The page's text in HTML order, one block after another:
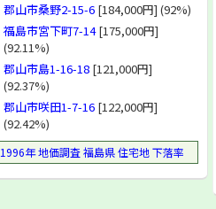
郡山市桑野2-15-6 [184,000円] (92%)
福島市宮下町7-14[175,000円]
(92.11%)
郡山市島1-16-18 [121,000円]
(92.37%)
郡山市咲田1-7-16 [122,000円]
(92.42%)
1996年 地価調査 福島県 住宅地 下落率